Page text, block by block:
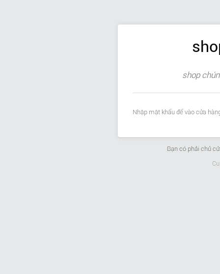
shop
Nhập mật khẩu để vào cửa
Bạn có phải chủ